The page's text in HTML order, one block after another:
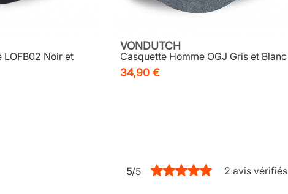
LOFB02 Noir et
VONDUTCH
Casquette Homme OGJ Gris et Blanc
34,90 €
5/5 2 avis vérifiés